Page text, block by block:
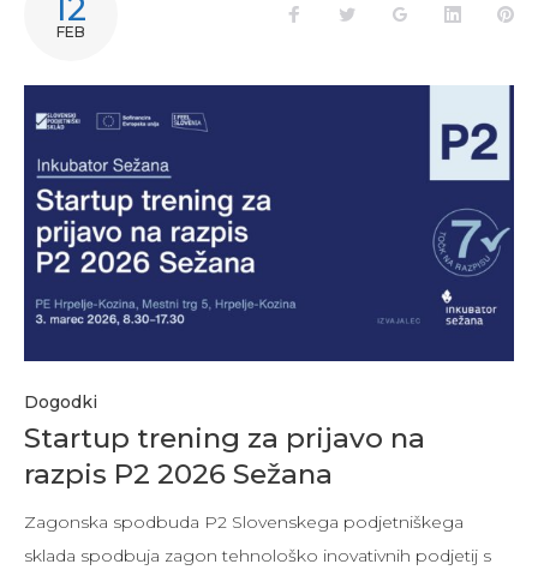
12
FEB
Dogodki
Startup trening za prijavo na
razpis P2 2026 Sežana
Zagonska spodbuda P2 Slovenskega podjetniškega
sklada spodbuja zagon tehnološko inovativnih podjetij s